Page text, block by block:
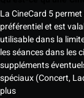
La CineCard 5
préférentiel et est
utilisable dans la
les séances dans les
suppléments
spéciaux (Concert,
plus